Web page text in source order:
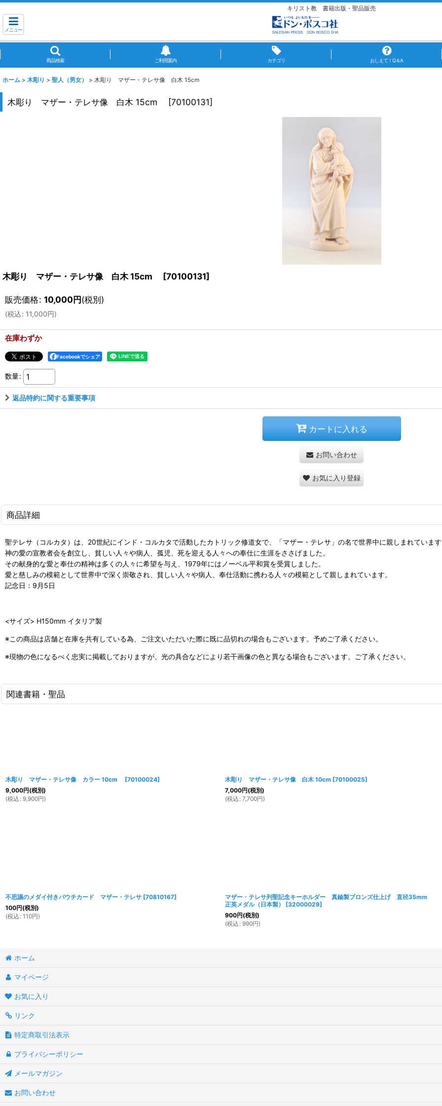
キリスト教 書籍出版・聖品販売
メニュー
商品検索 ご利用案内 カテゴリ おしえて！Q＆A
ホーム > 木彫り > 聖人（男女） > 木彫り マザー・テレサ像 白木 15cm
木彫り マザー・テレサ像 白木 15cm [70100131]
木彫り マザー・テレサ像 白木 15cm [70100131]
販売価格: 10,000円(税別)
(税込: 11,000円)
在庫わずか
Facebookでシェア
数量:
返品特約に関する重要事項
カートに入れる
お問い合わせ
お気に入り登録
商品詳細
聖テレサ（コルカタ）は、20世紀にインド・コルカタで活動したカトリック修道女で、「マザー・テレサ」の名で世界中に親しまれていま
神の愛の宣教者会を創立し、貧しい人々や病人、孤児、死を迎える人々への奉仕に生涯をささげました。
その献身的な愛と奉仕の精神は多くの人々に希望を与え、1979年にはノーベル平和賞を受賞しました。
愛と慈しみの模範として世界中で深く崇敬され、貧しい人々や病人、奉仕活動に携わる人々の模範として親しまれています。
記念日：9月5日
<サイズ> H150mm イタリア製
※この商品は店舗と在庫を共有している為、ご注文いただいた際に既に品切れの場合もございます。予めご了承ください。
※現物の色になるべく忠実に掲載しておりますが、光の具合などにより若干画像の色と異なる場合もございます。ご了承ください。
関連書籍・聖品
木彫り マザー・テレサ像 カラー 10cm [70100024]
9,000円(税別)
(税込 : 9,900円)
木彫り マザー・テレサ像 白木 10cm [70100025]
7,000円(税別)
(税込 : 7,700円)
不思議のメダイ付きパウチカード マザー・テレサ [70810167]
100円(税別)
(税込 : 110円)
マザー・テレサ列聖記念キーホルダー 真鍮製ブロンズ仕上げ 直径35mm
正英メダル（日本製）
[32000029]
900円(税別)
(税込 : 990円)
ホーム
マイページ
お気に入り
リンク
特定商取引法表示
プライバシーポリシー
メールマガジン
お問い合わせ